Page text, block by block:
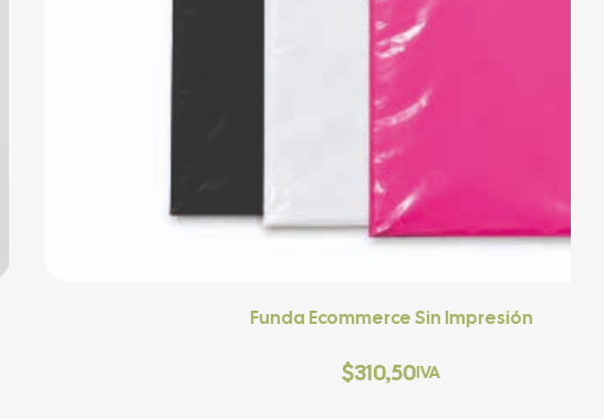
Funda Ecommerce Sin Impresión